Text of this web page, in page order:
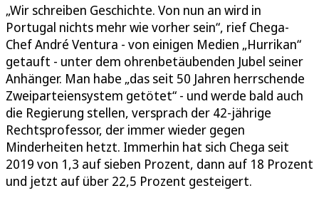
„Wir schreiben Geschichte. Von nun an wird in
Portugal nichts mehr wie vorher sein“, rief Chega-
Chef André Ventura - von einigen Medien „Hurrikan“
getauft - unter dem ohrenbetäubenden Jubel seiner
Anhänger. Man habe „das seit 50 Jahren herrschende
Zweiparteiensystem getötet“ - und werde bald auch
die Regierung stellen, versprach der 42-jährige
Rechtsprofessor, der immer wieder gegen
Minderheiten hetzt. Immerhin hat sich Chega seit
2019 von 1,3 auf sieben Prozent, dann auf 18 Prozent
und jetzt auf über 22,5 Prozent gesteigert.